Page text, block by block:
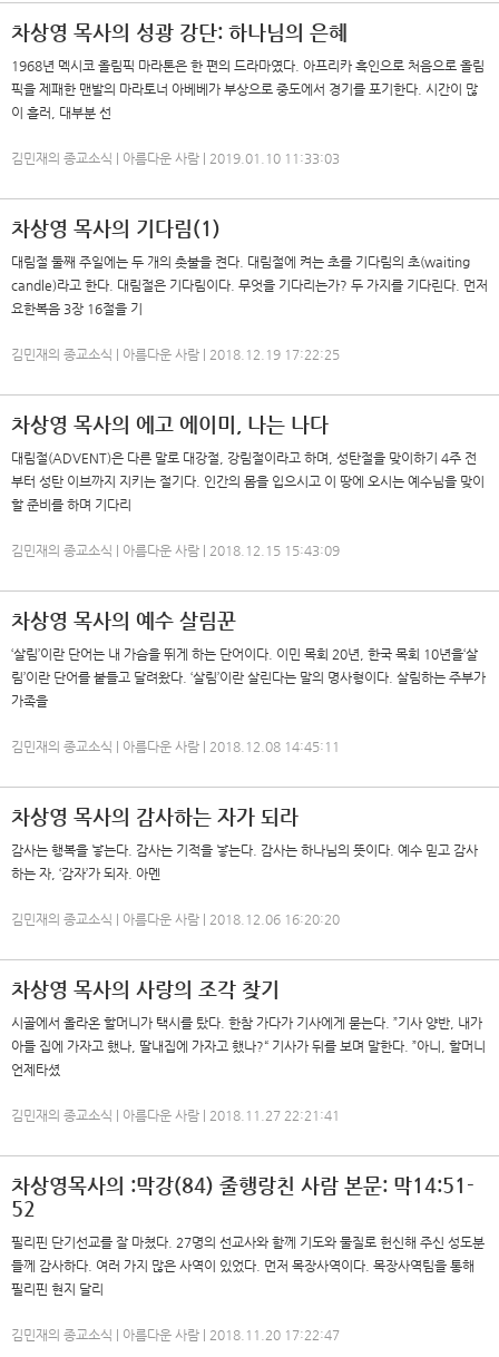
차상영 목사의 성광 강단: 하나님의 은혜
1968년 멕시코 올림픽 마라톤은 한 편의 드라마였다. 아프리카 흑인으로 처음으로 올림
픽을 제패한 맨발의 마라토너 아베베가 부상으로 중도에서 경기를 포기한다. 시간이 많
이 흘러, 대부분 선
김민재의 종교소식 | 아름다운 사람 | 2019.01.10 11:33:03
차상영 목사의 기다림(1)
대림절 둘째 주일에는 두 개의 촛불을 켠다. 대림절에 켜는 초를 기다림의 초(waiting
candle)라고 한다. 대림절은 기다림이다. 무엇을 기다리는가? 두 가지를 기다린다. 먼저
요한복음 3장 16절을 기
김민재의 종교소식 | 아름다운 사람 | 2018.12.19 17:22:25
차상영 목사의 에고 에이미, 나는 나다
대림절(ADVENT)은 다른 말로 대강절, 강림절이라고 하며, 성탄절을 맞이하기 4주 전
부터 성탄 이브까지 지키는 절기다. 인간의 몸을 입으시고 이 땅에 오시는 예수님을 맞이
할 준비를 하며 기다리
김민재의 종교소식 | 아름다운 사람 | 2018.12.15 15:43:09
차상영 목사의 예수 살림꾼
‘살림’이란 단어는 내 가슴을 뛰게 하는 단어이다. 이민 목회 20년, 한국 목회 10년을‘살
림’이란 단어를 붙들고 달려왔다. ‘살림’이란 살린다는 말의 명사형이다. 살림하는 주부가
가족을
김민재의 종교소식 | 아름다운 사람 | 2018.12.08 14:45:11
차상영 목사의 감사하는 자가 되라
감사는 행복을 낳는다. 감사는 기적을 낳는다. 감사는 하나님의 뜻이다. 예수 믿고 감사
하는 자, ‘감자’가 되자. 아멘
김민재의 종교소식 | 아름다운 사람 | 2018.12.06 16:20:20
차상영 목사의 사랑의 조각 찾기
시골에서 올라온 할머니가 택시를 탔다. 한참 가다가 기사에게 묻는다. ”기사 양반, 내가
아들 집에 가자고 했나, 딸내집에 가자고 했나?“ 기사가 뒤를 보며 말한다. ”아니, 할머니
언제타셨
김민재의 종교소식 | 아름다운 사람 | 2018.11.27 22:21:41
차상영목사의 :막강(84) 줄행랑친 사람 본문: 막14:51-
52
필리핀 단기선교를 잘 마쳤다. 27명의 선교사와 함께 기도와 물질로 헌신해 주신 성도분
들께 감사하다. 여러 가지 많은 사역이 있었다. 먼저 목장사역이다. 목장사역팀을 통해
필리핀 현지 달리
김민재의 종교소식 | 아름다운 사람 | 2018.11.20 17:22:47